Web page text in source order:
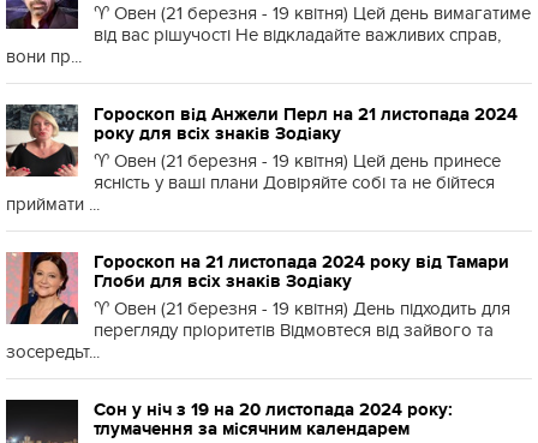
♈️ Овен (21 березня - 19 квітня) Цей день вимагатиме
від вас рішучості Не відкладайте важливих справ,
вони пр...
Гороскоп від Анжели Перл на 21 листопада 2024
року для всіх знаків Зодіаку
♈️ Овен (21 березня - 19 квітня) Цей день принесе
ясність у ваші плани Довіряйте собі та не бійтеся
приймати ...
Гороскоп на 21 листопада 2024 року від Тамари
Глоби для всіх знаків Зодіаку
♈️ Овен (21 березня - 19 квітня) День підходить для
перегляду пріоритетів Відмовтеся від зайвого та
зосередьт...
Сон у ніч з 19 на 20 листопада 2024 року:
тлумачення за місячним календарем